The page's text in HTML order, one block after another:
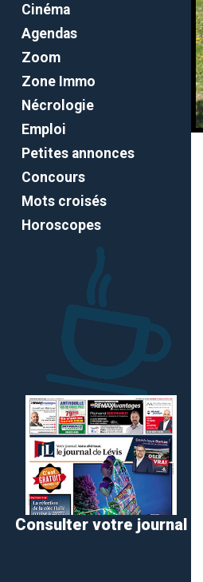
Cinéma
Agendas
Zoom
Zone Immo
Nécrologie
Emploi
Petites annonces
Concours
Mots croisés
Horoscopes
Consulter votre journal